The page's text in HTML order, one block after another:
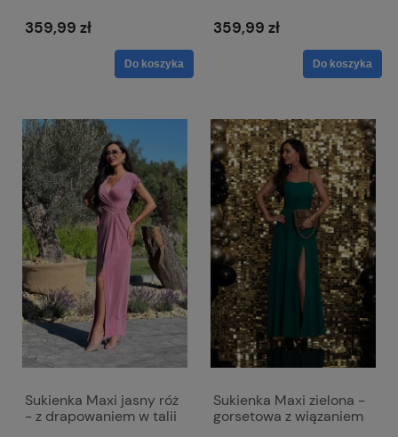
359,99 zł
Do koszyka
359,99 zł
Do koszyka
Sukienka Maxi jasny róż
- z drapowaniem w talii
Sukienka Maxi zielona -
gorsetowa z wiązaniem